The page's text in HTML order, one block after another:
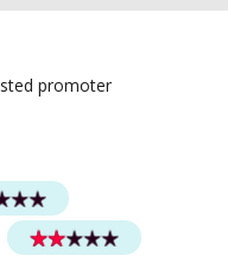
promoter